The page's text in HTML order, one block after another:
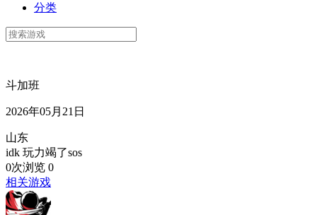
分类
斗加班
2026年05月21日
山东
idk 玩力竭了sos
0次浏览 0
相关游戏